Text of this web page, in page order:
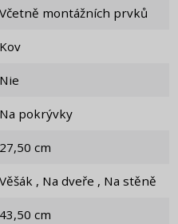
Včetně montážních prvků
Kov
nie
Na pokrývky
27,50 cm
Věšák , Na dveře , Na stěně
43,50 cm